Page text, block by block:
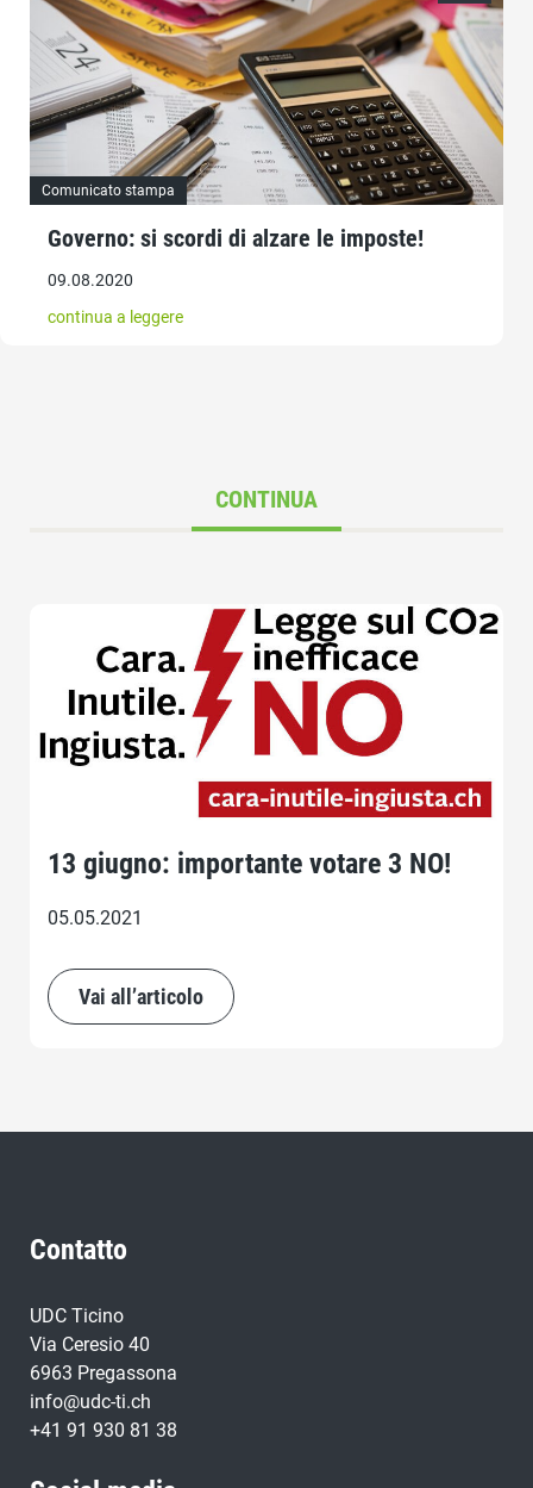
Comunicato stampa
Governo: si scordi di alzare le imposte!
09.08.2020
continua a leggere
CONTINUA
13 giugno: importante votare 3 NO!
05.05.2021
Vai all’articolo
Contatto
UDC Ticino
Via Ceresio 40
6963 Pregassona
info@udc-ti.ch
+41 91 930 81 38